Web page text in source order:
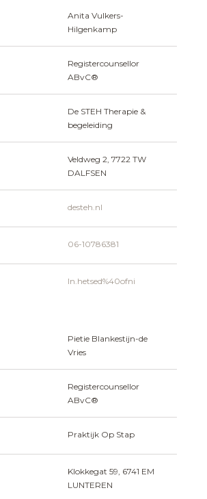
Anita Vulkers-
Hilgenkamp
Registercounsellor
ABvC®
De STEH Therapie &
begeleiding
Veldweg 2, 7722 TW
DALFSEN
desteh.nl
06-10786381
ln.hetsed%40ofni
Pietie Blankestijn-de
Vries
Registercounsellor
ABvC®
Praktijk Op Stap
Klokkegat 59, 6741 EM
LUNTEREN